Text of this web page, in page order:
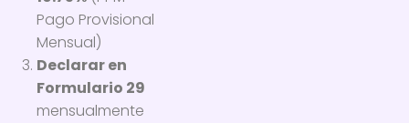
Pago Provisional
Mensual)
Declarar en
Formulario 29
mensualmente